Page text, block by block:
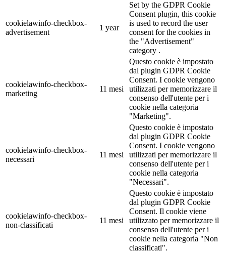
cookielawinfo-checkbox-
advertisement
1 year
Set by the GDPR Cookie
Consent plugin, this cookie
is used to record the user
consent for the cookies in
the "Advertisement"
category .
cookielawinfo-checkbox-
marketing
11 mesi
Questo cookie è impostato
dal plugin GDPR Cookie
Consent. I cookie vengono
utilizzati per memorizzare il
consenso dell'utente per i
cookie nella categoria
"Marketing".
cookielawinfo-checkbox-
necessari
11 mesi
Questo cookie è impostato
dal plugin GDPR Cookie
Consent. I cookie vengono
utilizzati per memorizzare il
consenso dell'utente per i
cookie nella categoria
"Necessari".
cookielawinfo-checkbox-
non-classificati
11 mesi
Questo cookie è impostato
dal plugin GDPR Cookie
Consent. Il cookie viene
utilizzato per memorizzare il
consenso dell'utente per i
cookie nella categoria "Non
classificati".